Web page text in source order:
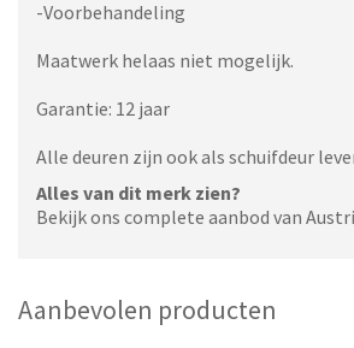
-Voorbehandeling
Maatwerk helaas niet mogelijk.
Garantie: 12 jaar
Alle deuren zijn ook als schuifdeur
Alles van dit merk zien?
Bekijk ons complete aanbod van
Aanbevolen producten